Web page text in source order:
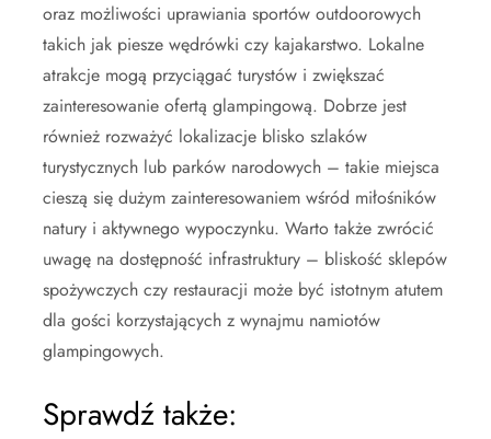
oraz możliwości uprawiania sportów outdoorowych
takich jak piesze wędrówki czy kajakarstwo. Lokalne
atrakcje mogą przyciągać turystów i zwiększać
zainteresowanie ofertą glampingową. Dobrze jest
również rozważyć lokalizacje blisko szlaków
turystycznych lub parków narodowych – takie miejsca
cieszą się dużym zainteresowaniem wśród miłośników
natury i aktywnego wypoczynku. Warto także zwrócić
uwagę na dostępność infrastruktury – bliskość sklepów
spożywczych czy restauracji może być istotnym atutem
dla gości korzystających z wynajmu namiotów
glampingowych.
Sprawdź także: